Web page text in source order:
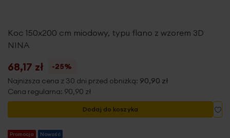
Koc 150x200 cm miodowy, typu flano z wzorem 3D
NINA
68,17 zł
-25%
Najniższa cena z 30 dni przed obniżką: 90,90 zł
Cena regularna: 90,90 zł
Dodaj do koszyka
Promocja Nowość